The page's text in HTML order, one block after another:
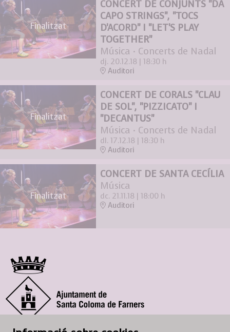
Finalitzat
CONCERT DE CONJUNTS "DA
CAPO STRINGS", "TOCS
D'ACORD" I "LET'S PLAY
TOGETHER"
Música · Concerts de Nadal
dj. 20.12.18
18:30 h
Auditori
Finalitzat
CONCERT DE CORALS "CLAU
DE SOL", "PIZZICATO" I
"DECANTUS"
Música · Concerts de Nadal
dl. 17.12.18
18:30 h
Auditori
Finalitzat
CONCERT DE SANTA CECÍLIA
Música
dc. 21.11.18
18:00 h
Auditori
© Ajuntament de Santa Coloma de Farners